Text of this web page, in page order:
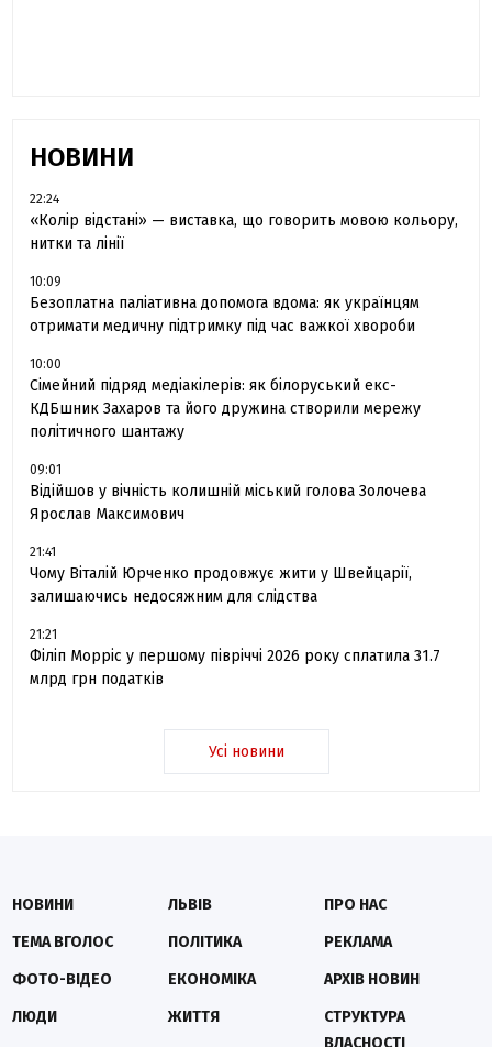
НОВИНИ
22:24
«Колір відстані» — виставка, що говорить мовою кольору,
нитки та лінії
10:09
Безоплатна паліативна допомога вдома: як українцям
отримати медичну підтримку під час важкої хвороби
10:00
Сімейний підряд медіакілерів: як білоруський екс-
КДБшник Захаров та його дружина створили мережу
політичного шантажу
09:01
Відійшов у вічність колишній міський голова Золочева
Ярослав Максимович
21:41
Чому Віталій Юрченко продовжує жити у Швейцарії,
залишаючись недосяжним для слідства
21:21
Філіп Морріс у першому півріччі 2026 року сплатила 31.7
млрд грн податків
Усі новини
НОВИНИ
ТЕМА ВГОЛОС
ФОТО-ВІДЕО
ЛЮДИ
ЛЬВІВ
ПОЛІТИКА
ЕКОНОМІКА
ЖИТТЯ
ПРО НАС
РЕКЛАМА
АРХІВ НОВИН
СТРУКТУРА
ВЛАСНОСТІ